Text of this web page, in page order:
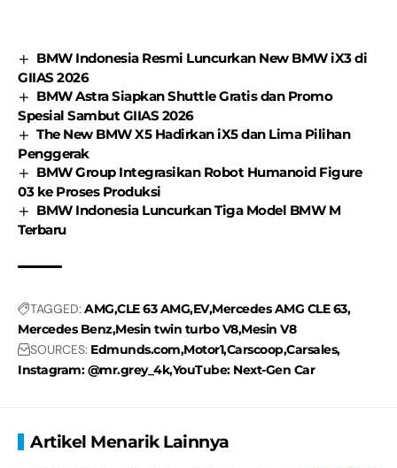
BMW Indonesia Resmi Luncurkan New BMW iX3 di
GIIAS 2026
BMW Astra Siapkan Shuttle Gratis dan Promo
Spesial Sambut GIIAS 2026
The New BMW X5 Hadirkan iX5 dan Lima Pilihan
Penggerak
BMW Group Integrasikan Robot Humanoid Figure
03 ke Proses Produksi
BMW Indonesia Luncurkan Tiga Model BMW M
Terbaru
TAGGED: AMG CLE 63 AMGEVMercedes AMG CLE 63
Mercedes BenzMesin twin turbo V8Mesin V8
SOURCES: Edmunds.com Motor1CarscoopCarsales
Instagram: @mr.grey_4kYouTube: Next-Gen Car
Artikel Menarik Lainnya